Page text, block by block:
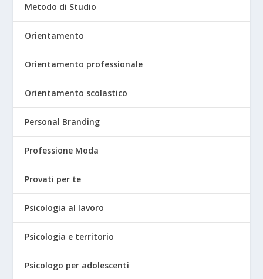
Metodo di Studio
Orientamento
Orientamento professionale
Orientamento scolastico
Personal Branding
Professione Moda
Provati per te
Psicologia al lavoro
Psicologia e territorio
Psicologo per adolescenti